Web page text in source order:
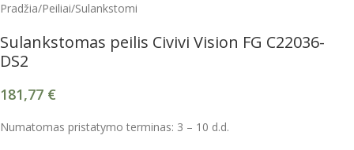
Pradžia/Peiliai/Sulankstomi
Sulankstomas peilis Civivi Vision FG C22036-
DS2
181,77 €
Numatomas pristatymo terminas: 3 – 10 d.d.